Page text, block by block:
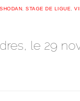
SHODAN ,STAGE DE LIGUE ,
le 29